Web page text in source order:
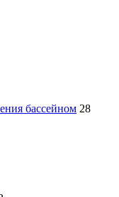
бассейном 28